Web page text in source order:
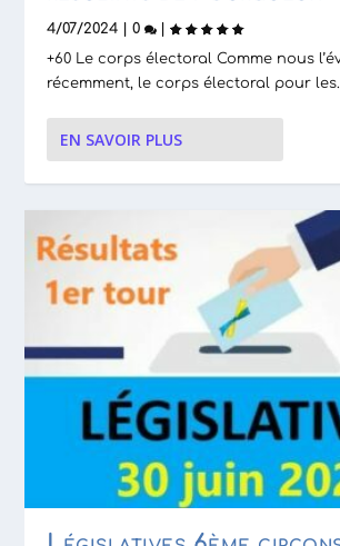
4/07/2024 |0
|
+60 Le corps électoral Comme nous
récemment, le corps électoral pour
EN SAVOIR PLUS